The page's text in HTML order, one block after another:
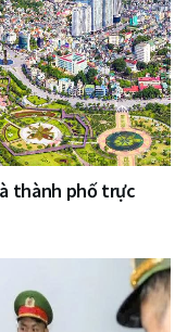
thành phố trực